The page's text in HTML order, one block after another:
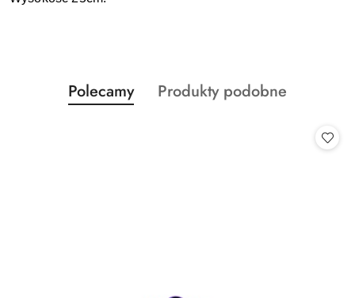
Pomiń karuzelę produktów
Produkty
o
Polecamy
Produkty
Produkty podobne